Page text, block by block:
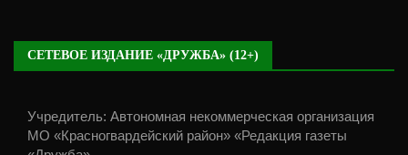
СЕТЕВОЕ ИЗДАНИЕ «ДРУЖБА» (12+)
Учредитель: Автономная некоммерческая организация
МО «Красногвардейский район» «Редакция газеты